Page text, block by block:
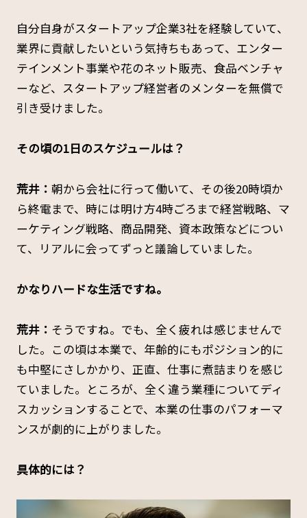
自分自身がスタートアップ企業3社を経験していて、
業界に貢献したいという気持ちもあって、エンター
テインメント事業や花のネット販売、食品ベンチャ
ーなど、スタートアップ経営者のメンターを無償で
引き受けました。
――その頃の1日のスケジュールは？
荒井： 朝から会社に行って働いて、その後20時頃か
ら終電まで、時には明け方4時ごろまで経営戦略、マ
ーケティング戦略、商品開発、資本政策などについ
て、リアルに会ってずっと議論していました。
――かなりハードな生活ですね。
荒井： そうですね。でも、全く疲れは感じませんで
した。この頃は本業で、年齢的にもポジション的に
も中堅にさしかかり、正直、仕事に煮詰まりを感じ
ていました。ところが、全く違う業種についてディ
スカッションすることで、本業の仕事のパフォーマ
ンスが劇的に上がりました。
――具体的には？